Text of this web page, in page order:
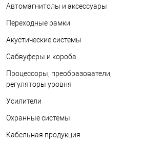
Автомагнитолы и аксессуары
Переходные рамки
Акустические системы
Сабвуферы и короба
Процессоры, преобразователи,
регуляторы уровня
Усилители
Охранные системы
Кабельная продукция